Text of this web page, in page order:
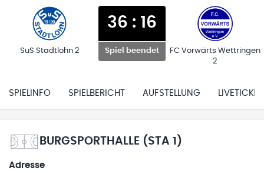
SuS Stadtlohn 2
36 : 16
Spiel beendet
FC Vorwärts Wettringen
2
SPIELINFO SPIELBERICHT AUFSTELLUNG LIVETICKER
BURGSPORTHALLE (STA 1)
Adresse